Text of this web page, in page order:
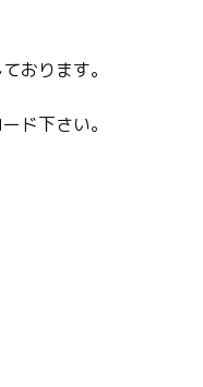
おります。
ド下さい。